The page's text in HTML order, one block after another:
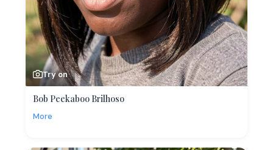
Try on
Bob Peekaboo Brilhoso
More